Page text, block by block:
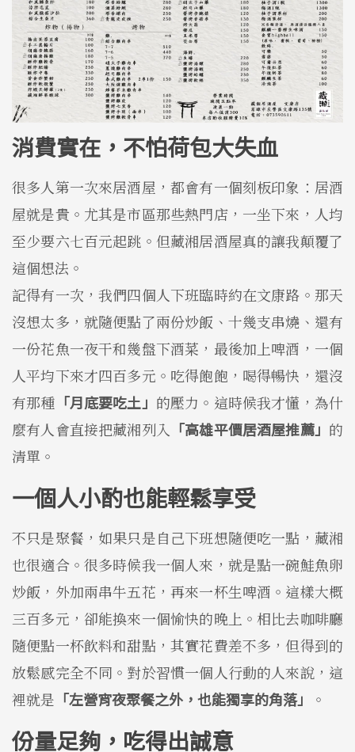
消費實在，不怕荷包大失血
很多人第一次來居酒屋，都會有一個刻板印象：居酒
屋就是貴。尤其是市區那些熱門店，一坐下來，人均
至少要六七百元起跳。但藏湘居酒屋真的讓我顛覆了
這個想法。
記得有一次，我們四個人下班臨時約在文康路。那天
沒想太多，就隨便點了兩份炒飯、十幾支串燒、還有
一份花魚一夜干和幾盤下酒菜，最後加上啤酒，一個
人平均下來才四百多元。吃得飽飽，喝得暢快，還沒
有那種 「月底要吃土」 的壓力。這時候我才懂，為什
麼有人會直接把藏湘列入 「高雄平價居酒屋推薦」 的
清單。
一個人小酌也能輕鬆享受
不只是聚餐，如果只是自己下班想隨便吃一點，藏湘
也很適合。很多時候我一個人來，就是點一碗鮭魚卵
炒飯，外加兩串牛五花，再來一杯生啤酒。這樣大概
三百多元，卻能換來一個愉快的晚上。相比去咖啡廳
隨便點一杯飲料和甜點，其實花費差不多，但得到的
放鬆感完全不同。對於習慣一個人行動的人來說，這
裡就是 「左營宵夜聚餐之外，也能獨享的角落」 。
份量足夠，吃得出誠意